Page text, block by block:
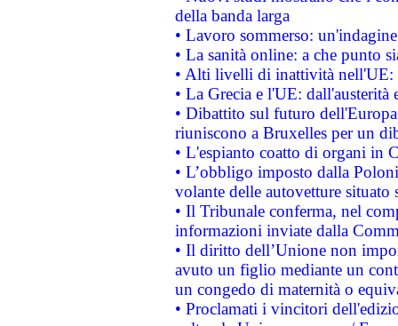
della banda larga
• Lavoro sommerso:
• La sanità online: a che punto
• Alti livelli di inattività nell'UE:
• La Grecia e l'UE: dall'austerità
• Dibattito sul futuro
riuniscono a Bruxelles per un
• L'espianto coatto di organi in
• L’obbligo imposto dalla
volante delle autovetture
• Il Tribunale conferma, nel
informazioni inviate dalla
• Il diritto dell’Unione non
avuto un figlio mediante un
un congedo di maternità o
• Proclamati i vincitori